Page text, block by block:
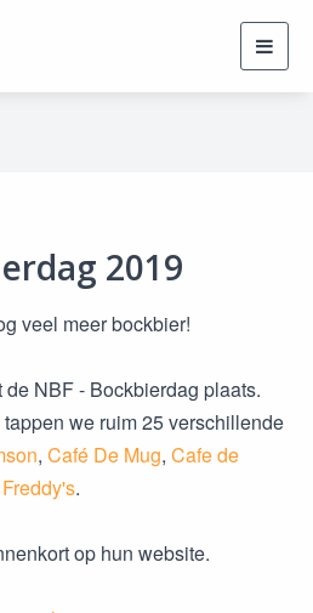
2019
veel meer bockbier!
NBF - Bockbierdag plaats.
we ruim 25 verschillende
, Café De Mug, Cafe de
Freddy's.
op hun website.